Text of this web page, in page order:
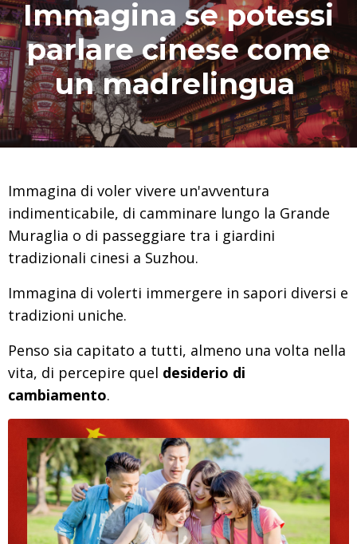
Immagina se potessi
parlare cinese come
un madrelingua
Immagina di voler vivere un'avventura
indimenticabile, di camminare lungo la Grande
Muraglia o di passeggiare tra i giardini
tradizionali cinesi a Suzhou.
Immagina di volerti immergere in sapori diversi e
tradizioni uniche.
Penso sia capitato a tutti, almeno una volta nella
vita, di percepire quel desiderio di
cambiamento.